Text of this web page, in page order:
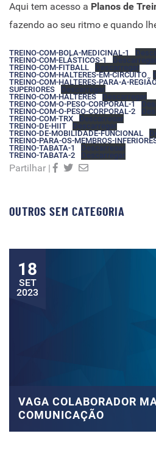
Aqui tem acesso a Planos de
fazendo ao seu ritmo e quando
TREINO-COM-BOLA-MEDICINAL-1
TREINO-COM-ELÁSTICOS-1
Descarregar
TREINO-COM-FITBALL
Descarregar
TREINO-COM-HALTERES-EM-CIRCUITO
TREINO-COM-HALTERES-PARA-A-
SUPERIORES
Descarregar
TREINO-COM-HALTERES
Descarregar
TREINO-COM-O-PESO-CORPORAL-1
TREINO-COM-O-PESO-CORPORAL-2
TREINO-COM-TRX
Descarregar
TREINO-DE-HIIT
Descarregar
TREINO-DE-MOBILIDADE-FUNCIONAL
TREINO-PARA-OS-MEMBROS-
TREINO-TABATA-1
Descarregar
TREINO-TABATA-2
Descarregar
Partilhar |
OUTROS SEM CATEGORIA
18
SET
2023
VAGA COLABORADOR
COMUNICAÇÃO